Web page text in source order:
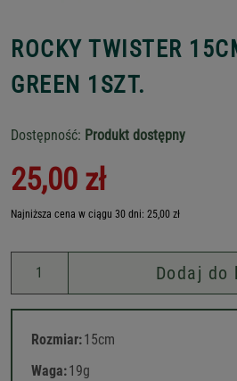
ROCKY TWISTER
GREEN 1SZT.
Dostępność: Produkt dostępny
25,00 zł
Najniższa cena w ciągu 30 dni: 25,00 zł
Dodaj do
Rozmiar:15cm
Waga:19g